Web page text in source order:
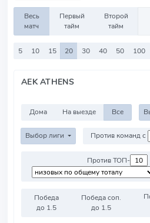
Весь
матч
Первый
тайм
Второй
тайм
5 10 15 20 30 40 50 100
AEK ATHENS
Дома На выезде Все
Выбор лиги Против команд с
Против ТОП-
Победа
до 1.5
Победа соп.
до 1.5